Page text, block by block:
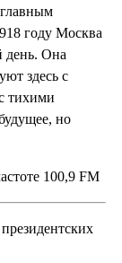
году Москва
день. Она
здесь с
тихими
но
100,9 FM